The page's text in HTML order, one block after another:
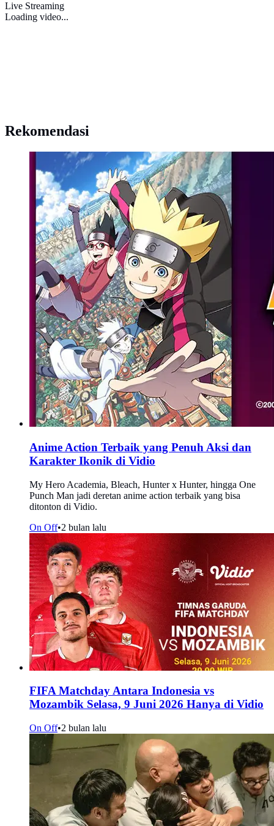
Live Streaming
Loading video...
Rekomendasi
Anime Action Terbaik yang Penuh Aksi dan
Karakter Ikonik di Vidio
My Hero Academia, Bleach, Hunter x Hunter, hingga One
Punch Man jadi deretan anime action terbaik yang bisa
ditonton di Vidio.
On Off•2 bulan lalu
FIFA Matchday Antara Indonesia vs
Mozambik Selasa, 9 Juni 2026 Hanya di Vidio
On Off•2 bulan lalu